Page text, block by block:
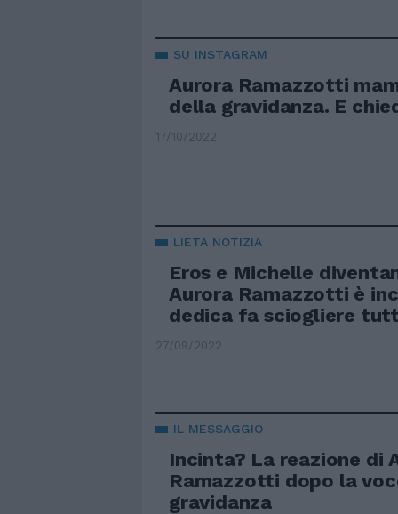
SU INSTAGRAM
Aurora Ramazzotti
della gravidanza. E
17/10/2022
LIETA NOTIZIA
Eros e Michelle
Aurora Ramazzotti è
dedica fa sciogliere
27/09/2022
IL MESSAGGIO
Incinta? La reazione di
Ramazzotti dopo la
gravidanza